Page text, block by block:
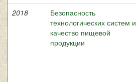
2018
Безопасность
технологических систем и
качество пищевой
продукции